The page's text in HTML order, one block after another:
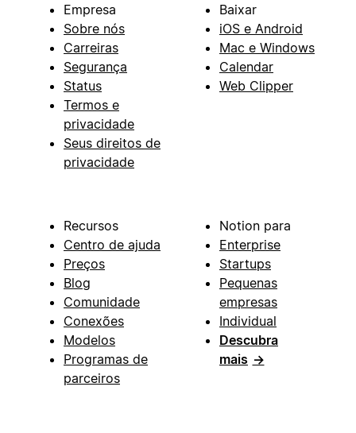
Empresa
Sobre nós
Carreiras
Segurança
Status
Termos e
privacidade
Seus direitos de
privacidade
Baixar
iOS e Android
Mac e Windows
Calendar
Web Clipper
Recursos
Centro de ajuda
Preços
Blog
Comunidade
Conexões
Modelos
Programas de
parceiros
Notion para
Enterprise
Startups
Pequenas
empresas
Individual
Descubra
mais →